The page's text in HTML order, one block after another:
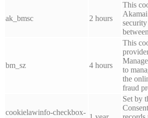
ak_bmsc 2 hours
This
bm_sz 4 hours
This
to
the
fraud
cookielawinfo-checkbox-
Set by